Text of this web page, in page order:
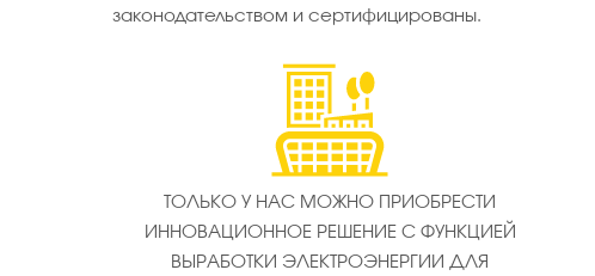
законодательством и сертифицированы.
ТОЛЬКО У НАС МОЖНО ПРИОБРЕСТИ
ИННОВАЦИОННОЕ РЕШЕНИЕ С ФУНКЦИЕЙ
ВЫРАБОТКИ ЭЛЕКТРОЭНЕРГИИ ДЛЯ